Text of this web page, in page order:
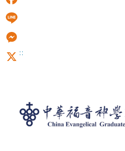
:::
Facebook
Line
Messenger